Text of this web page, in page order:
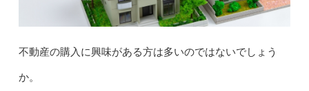
不動産の購入に興味がある方は多いのではないでしょう
か。